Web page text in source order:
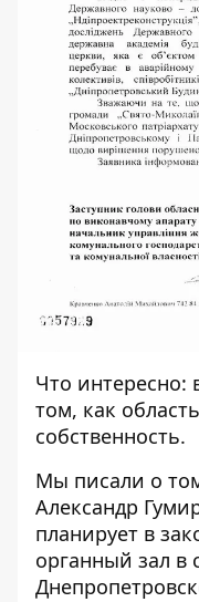
Что интересно:
том, как
собственность.
Мы писали о
Александр
планирует в
органный зал в